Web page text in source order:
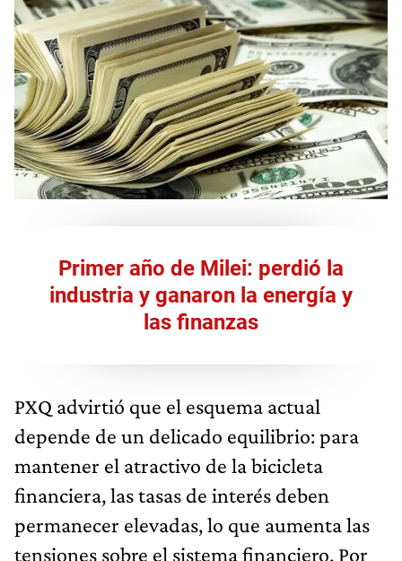
Primer año de Milei: perdió la
industria y ganaron la energía y
las finanzas
PXQ advirtió que el esquema actual
depende de un delicado equilibrio: para
mantener el atractivo de la bicicleta
financiera, las tasas de interés deben
permanecer elevadas, lo que aumenta las
tensiones sobre el sistema financiero. Por